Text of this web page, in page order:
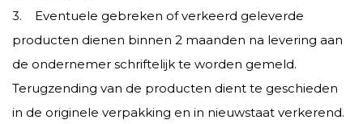
3. Eventuele gebreken of verkeerd geleverde
producten dienen binnen 2 maanden na levering aan
de ondernemer schriftelijk te worden gemeld.
Terugzending van de producten dient te geschieden
in de originele verpakking en in nieuwstaat verkerend.